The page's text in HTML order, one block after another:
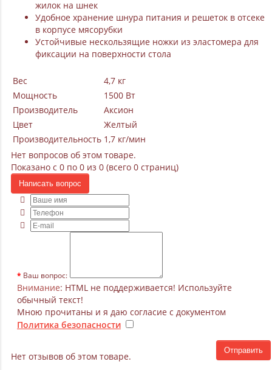
жилок на шнек
Удобное хранение шнура питания и решеток в отсеке
в корпусе мясорубки
Устойчивые нескользящие ножки из эластомера для
фиксации на поверхности стола
Вес
4,7 кг
Мощность
1500 Вт
Производитель
Аксион
Цвет
Желтый
Производительность 1,7 кг/мин
Нет вопросов об этом товаре.
Показано с 0 по 0 из 0 (всего 0 страниц)
Написать вопрос
Ваш вопрос:
Внимание: HTML не поддерживается! Используйте
обычный текст!
Мною прочитаны и я даю согласие с документом
Политика безопасности
Отправить
Нет отзывов об этом товаре.